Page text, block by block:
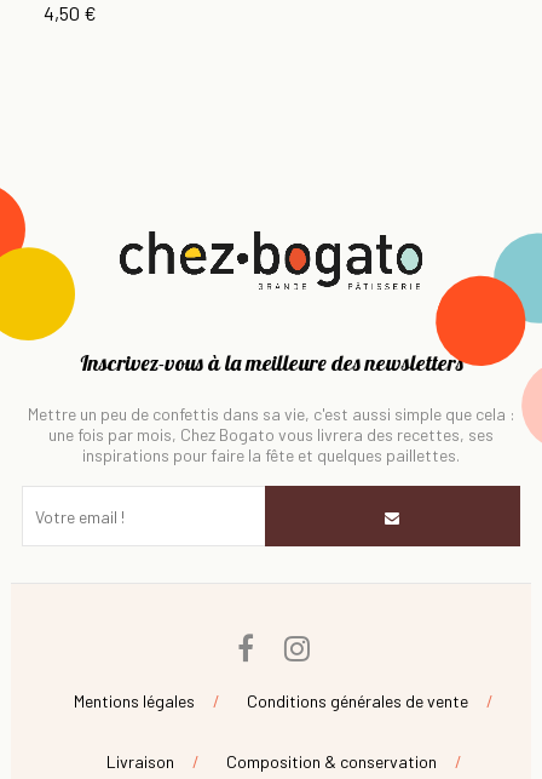
4,50 €
Inscrivez-vous à la meilleure des newsletters
Mettre un peu de confettis dans sa vie, c'est aussi simple que cela :
une fois par mois, Chez Bogato vous livrera des recettes, ses
inspirations pour faire la fête et quelques paillettes.
Facebook
Mentions légales Conditions générales de vente
Livraison Composition & conservation